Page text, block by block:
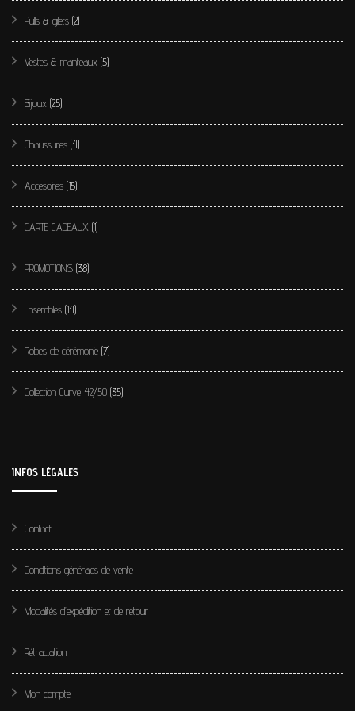
Pulls & gilets (2)
Vestes & manteaux (5)
Bijoux (25)
Chaussures (4)
Accesoires (15)
CARTE CADEAUX (1)
PROMOTIONS (38)
Ensembles (14)
Robes de cérémonie (7)
Collection Curve 42/50 (35)
INFOS LÉGALES
Contact
Conditions générales de vente
Modalités d’expédition et de retour
Rétractation
Mon compte